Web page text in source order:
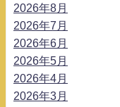
2026年8月
2026年7月
2026年6月
2026年5月
2026年4月
2026年3月